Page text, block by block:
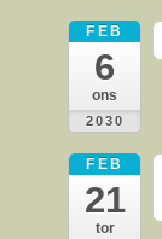
FEB
6
ons
2030
FEB
21
tor